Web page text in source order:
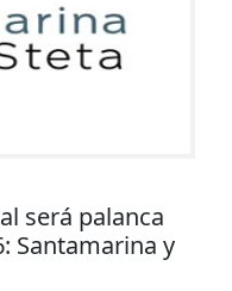
será palanca
Santamarina y